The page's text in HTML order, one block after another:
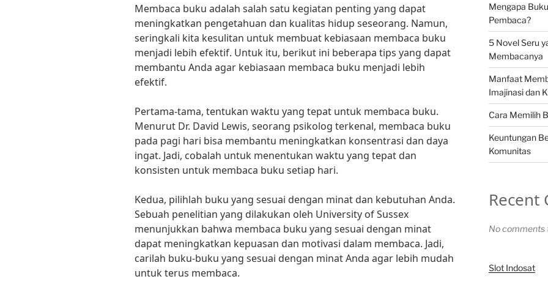
Membaca buku adalah salah satu kegiatan penting yang dapat
meningkatkan pengetahuan dan kualitas hidup seseorang. Namun,
seringkali kita kesulitan untuk membuat kebiasaan membaca buku
menjadi lebih efektif. Untuk itu, berikut ini beberapa tips yang dapat
membantu Anda agar kebiasaan membaca buku menjadi lebih
efektif.
Pertama-tama, tentukan waktu yang tepat untuk membaca buku.
Menurut Dr. David Lewis, seorang psikolog terkenal, membaca buku
pada pagi hari bisa membantu meningkatkan konsentrasi dan daya
ingat. Jadi, cobalah untuk menentukan waktu yang tepat dan
konsisten untuk membaca buku setiap hari.
Kedua, pilihlah buku yang sesuai dengan minat dan kebutuhan Anda.
Sebuah penelitian yang dilakukan oleh University of Sussex
menunjukkan bahwa membaca buku yang sesuai dengan minat
dapat meningkatkan kepuasan dan motivasi dalam membaca. Jadi,
carilah buku-buku yang sesuai dengan minat Anda agar lebih mudah
untuk terus membaca.
Mengapa
Pembaca?
5 Novel Seru
Membacanya
Manfaat
Imajinasi dan
Cara Memilih
Keuntungan
Komunitas
Recent
No comments
Slot Indosat